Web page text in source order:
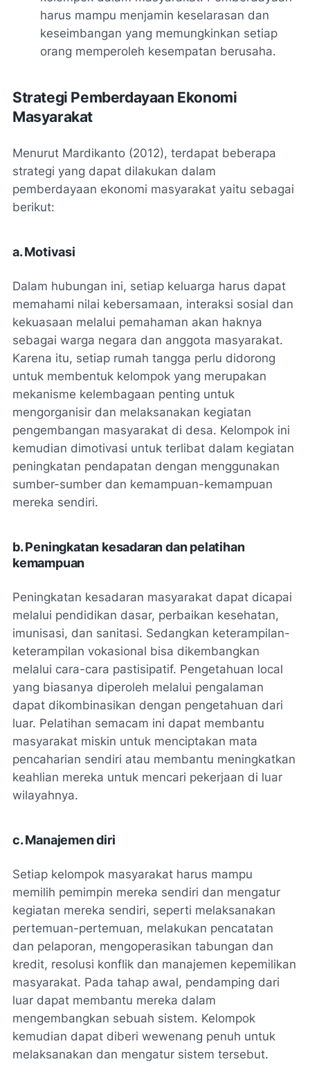
harus mampu menjamin keselarasan dan
keseimbangan yang memungkinkan setiap
orang memperoleh kesempatan berusaha.
Strategi Pemberdayaan Ekonomi
Masyarakat
Menurut Mardikanto (2012), terdapat beberapa
strategi yang dapat dilakukan dalam
pemberdayaan ekonomi masyarakat yaitu sebagai
berikut:
a. Motivasi
Dalam hubungan ini, setiap keluarga harus dapat
memahami nilai kebersamaan, interaksi sosial dan
kekuasaan melalui pemahaman akan haknya
sebagai warga negara dan anggota masyarakat.
Karena itu, setiap rumah tangga perlu didorong
untuk membentuk kelompok yang merupakan
mekanisme kelembagaan penting untuk
mengorganisir dan melaksanakan kegiatan
pengembangan masyarakat di desa. Kelompok ini
kemudian dimotivasi untuk terlibat dalam kegiatan
peningkatan pendapatan dengan menggunakan
sumber-sumber dan kemampuan-kemampuan
mereka sendiri.
b. Peningkatan kesadaran dan pelatihan
kemampuan
Peningkatan kesadaran masyarakat dapat dicapai
melalui pendidikan dasar, perbaikan kesehatan,
imunisasi, dan sanitasi. Sedangkan keterampilan-
keterampilan vokasional bisa dikembangkan
melalui cara-cara pastisipatif. Pengetahuan local
yang biasanya diperoleh melalui pengalaman
dapat dikombinasikan dengan pengetahuan dari
luar. Pelatihan semacam ini dapat membantu
masyarakat miskin untuk menciptakan mata
pencaharian sendiri atau membantu meningkatkan
keahlian mereka untuk mencari pekerjaan di luar
wilayahnya.
c. Manajemen diri
Setiap kelompok masyarakat harus mampu
memilih pemimpin mereka sendiri dan mengatur
kegiatan mereka sendiri, seperti melaksanakan
pertemuan-pertemuan, melakukan pencatatan
dan pelaporan, mengoperasikan tabungan dan
kredit, resolusi konflik dan manajemen kepemilikan
masyarakat. Pada tahap awal, pendamping dari
luar dapat membantu mereka dalam
mengembangkan sebuah sistem. Kelompok
kemudian dapat diberi wewenang penuh untuk
melaksanakan dan mengatur sistem tersebut.